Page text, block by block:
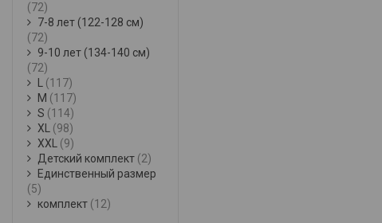
(72)
7-8 лет (122-128 см)
(72)
9-10 лет (134-140 см)
(72)
(117)
M (117)
S (114)
XL (98)
XXL (9)
Детский комплект (2)
Единственный размер
(5)
комплект (12)